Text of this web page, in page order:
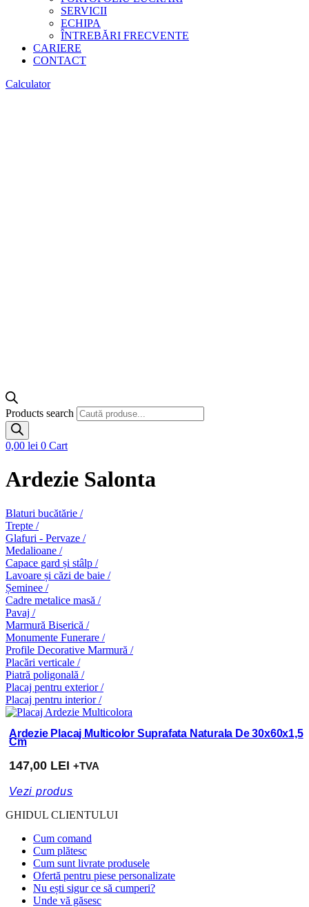
SERVICII
ECHIPA
ÎNTREBĂRI FRECVENTE
CARIERE
CONTACT
Calculator
Products search
0,00 lei 0 Cart
Ardezie Salonta
Blaturi bucătărie /
Trepte /
Glafuri - Pervaze /
Medalioane /
Capace gard și stâlp /
Lavoare și căzi de baie /
Șeminee /
Cadre metalice masă /
Pavaj /
Marmură Biserică /
Monumente Funerare /
Profile Decorative Marmură /
Placări verticale /
Piatră poligonală /
Placaj pentru exterior /
Placaj pentru interior /
Ardezie Placaj Multicolor Suprafata Naturala De 30x60x1,5
Cm
147,00 LEI +TVA
Vezi produs
GHIDUL CLIENTULUI
Cum comand
Cum plătesc
Cum sunt livrate produsele
Ofertă pentru piese personalizate
Nu ești sigur ce să cumperi?
Unde vă găsesc